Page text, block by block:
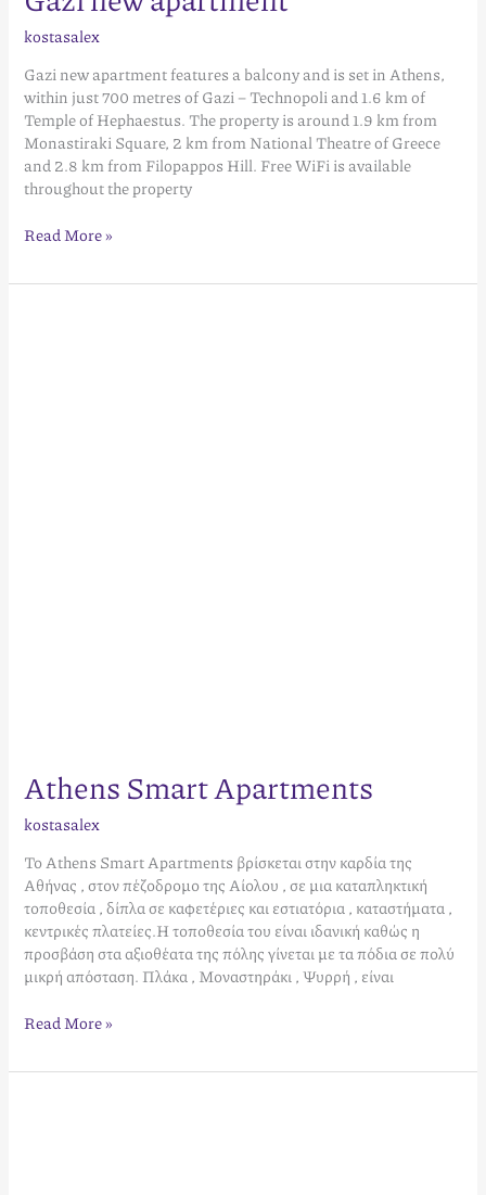
kostasalex
Gazi new apartment features a balcony and is set in Athens,
within just 700 metres of Gazi – Technopoli and 1.6 km of
Temple of Hephaestus. The property is around 1.9 km from
Monastiraki Square, 2 km from National Theatre of Greece
and 2.8 km from Filopappos Hill. Free WiFi is available
throughout the property
Read More »
Athens Smart Apartments
kostasalex
Το Athens Smart Apartments βρίσκεται στην καρδία της
Αθήνας , στον πέζοδρομο της Αίολου , σε μια καταπληκτική
τοποθεσία , δίπλα σε καφετέριες και εστιατόρια , καταστήματα ,
κεντρικές πλατείες.Η τοποθεσία του είναι ιδανική καθώς η
προσβάση στα αξιοθέατα της πόλης γίνεται με τα πόδια σε πολύ
μικρή απόσταση. Πλάκα , Μοναστηράκι , Ψυρρή , είναι
Read More »